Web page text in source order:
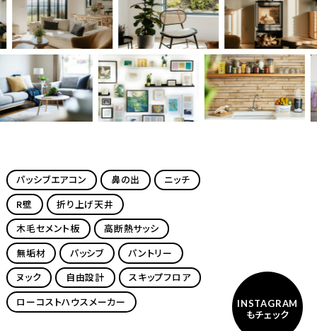
パッシブエアコン 鼻の出
ニッチ
R壁
折り上げ天井
木毛セメント板
高断熱サッシ
無垢材
パッシブ
パントリー
ヌック
自由設計
スキップフロア
ローコストハウスメーカー
INSTAGRAM
もチェック